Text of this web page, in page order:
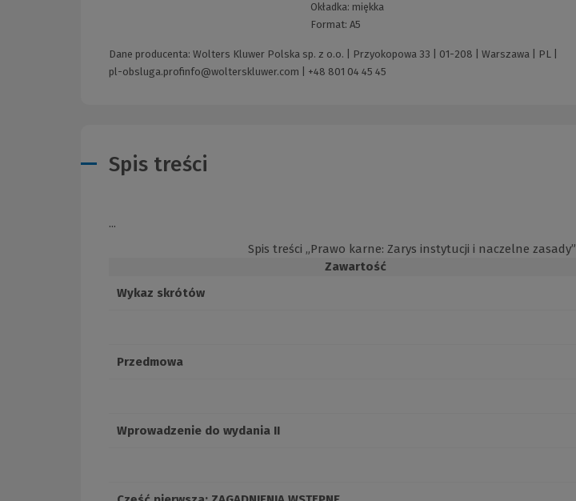
Okładka: miękka
Format:A5
Dane producenta: Wolters Kluwer Polska sp. z o.o. | Przyokopowa 33 | 01-208 | Warszawa | PL |
pl-obsluga.profinfo@wolterskluwer.com
+48 801 04 45 45
Spis treści
...
Spis treści „Prawo karne: Zarys instytucji i naczelne zasady”
Zawartość
Wykaz skrótów
Przedmowa
Wprowadzenie do wydania II